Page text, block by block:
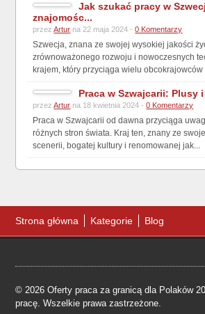
Jak szukać pracy w
znajomośc...
przezArtur na 22 maja 2024 -0 Komentarzy
Szwecja, znana ze swojej wysokiej jakości
zrównoważonego rozwoju i nowoczesnych
krajem, który przyciąga wielu
Praca w Szwajcarii: Plusy
przezArtur na 18 kwietnia 2024 -0 Komentarzy
Praca w Szwajcarii od dawna przyciąga
różnych stron świata. Kraj ten, znany ze
scenerii, bogatej kultury i renomowanej jak...
Strona główna Kategorie Blog
© 2026 Oferty praca za granicą dla Polaków
pracę. Wszelkie prawa zastrzeżone.